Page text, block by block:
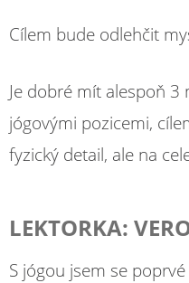
Cílem bude odlehčit
Je dobré mít alespoň 3
jógovými pozicemi,
fyzický detail, ale na
LEKTORKA:
S jógou jsem se